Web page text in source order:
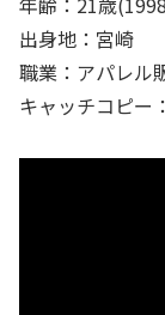
出身地：宮崎
職業：アパレル
キャッチコピー